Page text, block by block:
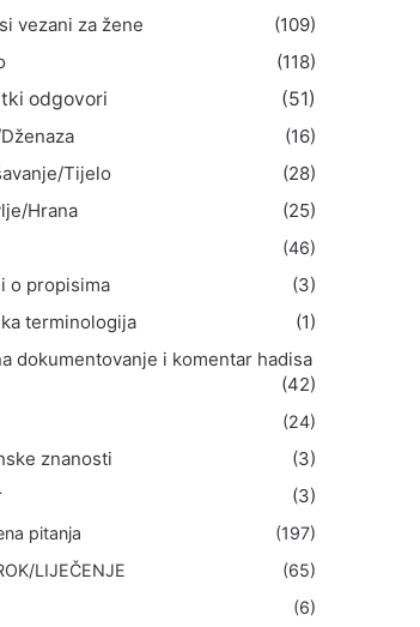
vezani za žene
(109)
(118)
odgovori
(51)
(16)
Tijelo
(28)
Hrana
(25)
(46)
o propisima
(3)
terminologija
(1)
dokumentovanje i komentar hadisa
(42)
(24)
znanosti
(3)
(3)
pitanja
(197)
LIJEČENJE
(65)
(6)